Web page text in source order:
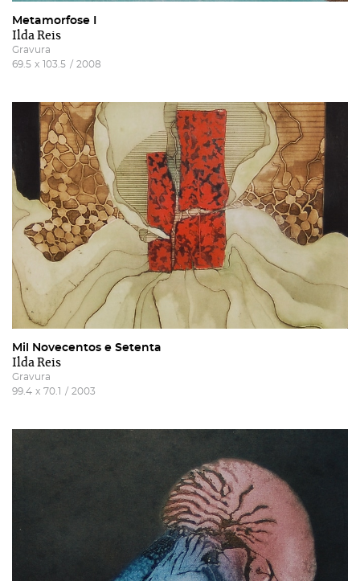
Metamorfose I
Ilda Reis
Gravura
69.5 x 103.5 / 2008
Mil Novecentos e Setenta
Ilda Reis
Gravura
99.4 x 70.1 / 2003